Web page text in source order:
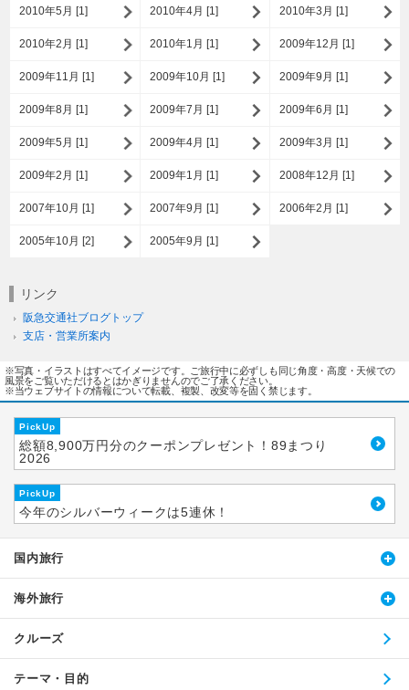
2010年5月 [1] 2010年4月 [1] 2010年3月 [1]
2010年2月 [1] 2010年1月 [1] 2009年12月 [1]
2009年11月 [1] 2009年10月 [1] 2009年9月 [1]
2009年8月 [1] 2009年7月 [1] 2009年6月 [1]
2009年5月 [1] 2009年4月 [1] 2009年3月 [1]
2009年2月 [1] 2009年1月 [1] 2008年12月 [1]
2007年10月 [1] 2007年9月 [1] 2006年2月 [1]
2005年10月 [2] 2005年9月 [1]
リンク
阪急交通社ブログトップ
支店・営業所案内
※写真・イラストはすべてイメージです。ご旅行中に必ずしも同じ角度・高度・天候での
風景をご覧いただけるとはかぎりませんのでご了承ください。
※当ウェブサイトの情報について転載、複製、改変等を固く禁じます。
PickUp
総額8,900万円分のクーポンプレゼント！89まつり
2026
PickUp
今年のシルバーウィークは5連休！
国内旅行
海外旅行
クルーズ
テーマ・目的